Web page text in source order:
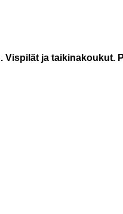
ja taikinakoukut.